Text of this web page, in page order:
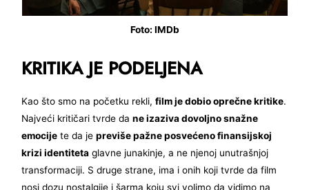
Foto: IMDb
KRITIKA JE PODELJENA
Kao što smo na početku rekli,film je dobio oprečne kritike.
Najveći kritičari tvrde dane izaziva dovoljno snažne
emocije te da jepreviše pažne posvećeno finansijskoj
krizi identiteta glavne junakinje, a ne njenoj unutrašnjoj
transformaciji. S druge strane, ima i onih koji tvrde da film
nosi dozu nostalgije i šarma koju svi volimo da vidimo na